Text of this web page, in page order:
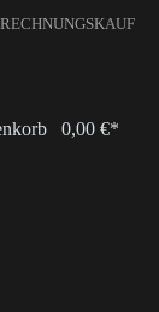
0,00 €*